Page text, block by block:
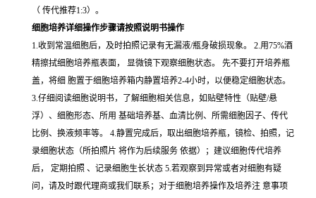
（ 传代推荐1:3）。
细胞培养详细操作步骤请按照说明书操作
1.收到常温细胞后，及时拍照记录有无漏液/瓶身破损现象。 2.用75%酒
精擦拭细胞培养瓶表面， 显微镜下观察细胞状态。 先不要打开培养瓶
盖，将细 胞置于细胞培养箱内静置培养2-4小时，以便稳定细胞状态。
3.仔细阅读细胞说明书，了解细胞相关信息，如贴壁特性（贴壁/悬
浮）、细胞形态、所用 基础培养基、血清比例、所需细胞因子、传代
比例、换液频率等。 4.静置完成后，取出细胞培养瓶，镜检、拍照，记
录细胞状态（所拍照片 将作为后续服务 依据）；建议细胞传代培养
后， 定期拍照 、记录细胞生长状态 5.若观察到异常或者对细胞有疑
问，请及时跟代理商或我们联系；对于细胞培养操作及培养注 意事项